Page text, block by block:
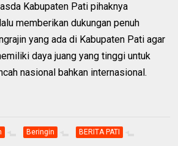
Kabupaten Pati pihaknya
memberikan dukungan penuh
yang ada di Kabupaten Pati agar
daya juang yang tinggi untuk
nasional bahkan internasional.
Beringin BERITA PATI